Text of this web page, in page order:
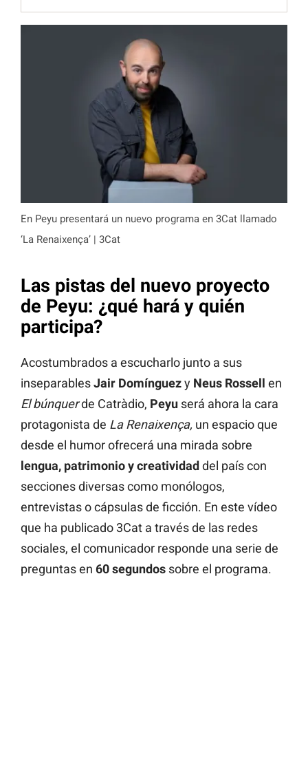
En Peyu presentará un nuevo programa en 3Cat llamado
‘La Renaixença’ | 3Cat
Las pistas del nuevo proyecto
de Peyu: ¿qué hará y quién
participa?
Acostumbrados a escucharlo junto a sus
inseparablesJair Domínguezy Neus Rossell en
El búnquerde Catràdio, Peyu será ahora la cara
protagonista de La Renaixença, un espacio que
desde el humor ofrecerá una mirada sobre
lengua, patrimonio y creatividad del país con
secciones diversas como monólogos,
entrevistas o cápsulas de ficción. En este vídeo
que ha publicado 3Cat a través de las redes
sociales, el comunicador responde una serie de
preguntas en 60 segundos sobre el programa.